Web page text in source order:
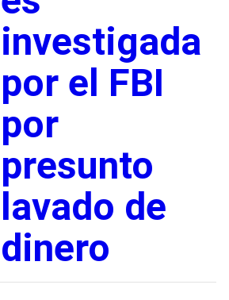
investigada
por el FBI
por
presunto
lavado de
dinero